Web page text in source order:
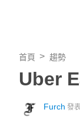
首頁 趨勢
Uber
Furch 發